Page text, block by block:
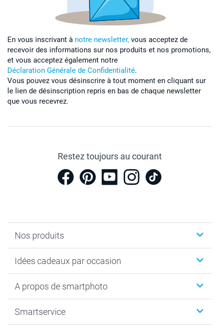
En vous inscrivant à notre newsletter, vous acceptez de
recevoir des informations sur nos produits et nos promotions,
et vous acceptez également notre
Déclaration Générale de Confidentialité.
Vous pouvez vous désinscrire à tout moment en cliquant sur
le lien de désinscription repris en bas de chaque newsletter
que vous recevrez.
Restez toujours au courant
Nos produits
Calendrier photo & Agenda photo
Tirage photo & agrandissement
Faire-part & Cartes
Idées cadeaux par occasion
Anniversaire
Naissance & baptême
A propos de smartphoto
Plan du site
Smartservice